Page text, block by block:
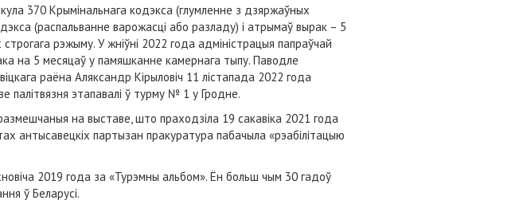
370 Крымінальнага кодэкса (глумленне з дзяржаўных
(распальванне варожасці або разладу) і атрымаў вырак – 5
строгага рэжыму. У жніўні 2022 года адміністрацыя папраўчай
на 5 месяцаў у памяшканне камернага тыпу. Паводле
раёна Аляксандр Кірыловіч 11 лістапада 2022 года
палітвязня этапавалі ў турму № 1 у Гродне.
на выставе, што праходзіла 19 сакавіка 2021 года
антысавецкіх партызан пракуратура пабачыла «рэабілітацыю
2019 года за «Турэмны альбом». Ён больш чым 30 гадоў
ў Беларусі.